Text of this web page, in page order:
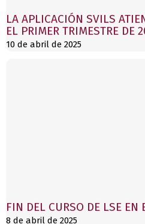
LA APLICACIÓN SVILS
EL PRIMER TRIMESTRE DE
10 de abril de 2025
FIN DEL CURSO DE LSE EN
8 de abril de 2025